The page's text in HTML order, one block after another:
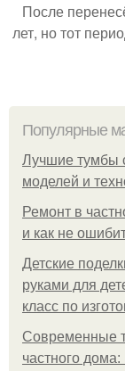
После
лет, но тот
Популярные
Лучшие тумбы
моделей и
Ремонт в
и как не
Детские
руками для
класс по
Современные
частного дома: